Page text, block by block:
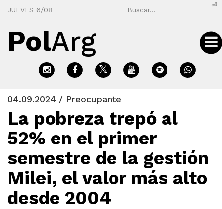
JUEVES 6/08
⏎
PolArg
04.09.2024 / Preocupante
La pobreza trepó al
52% en el primer
semestre de la gestión
Milei, el valor más alto
desde 2004